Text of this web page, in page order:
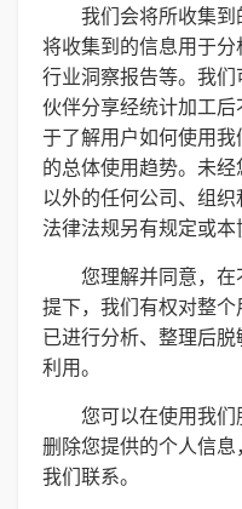
我们会将所收集
将收集到的信息用于
行业洞察报告等。我
伙伴分享经统计加工
于了解用户如何使用
的总体使用趋势。未
以外的任何公司、组
法律法规另有规定或本
您理解并同意，
提下，我们有权对整
已进行分析、整理后
利用。
您可以在使用我
删除您提供的个人信
我们联系。